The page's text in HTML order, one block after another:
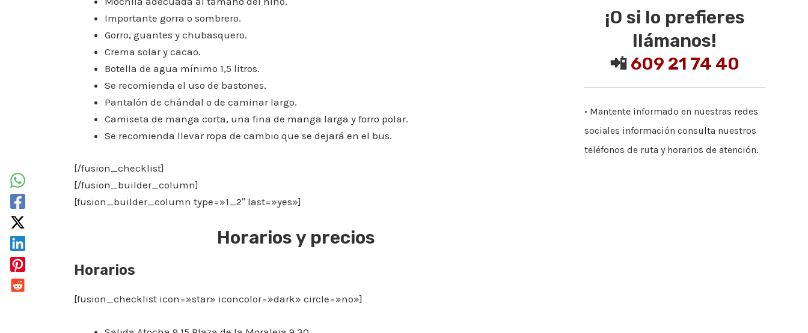
Importante gorra o sombrero.
Gorro, guantes y chubasquero.
Crema solar y cacao.
Botella de agua mínimo 1,5 litros.
Se recomienda el uso de bastones.
Pantalón de chándal o de caminar largo.
Camiseta de manga corta, una fina de manga larga y forro polar.
Se recomienda llevar ropa de cambio que se dejará en el bus.
[/fusion_checklist]
[/fusion_builder_column]
[fusion_builder_column type=»1_2″ last=»yes»]
Horarios y precios
Horarios
[fusion_checklist icon=»star» iconcolor=»dark» circle=»no»]
¡O si lo prefieres
llámanos!
📲 609 21 74 40
• Mantente informado en nuestras redes
sociales información consulta nuestros
teléfonos de ruta y horarios de atención.